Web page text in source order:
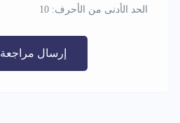
الحد الأدنى من الأحرف: 10
إرسال مراجعة